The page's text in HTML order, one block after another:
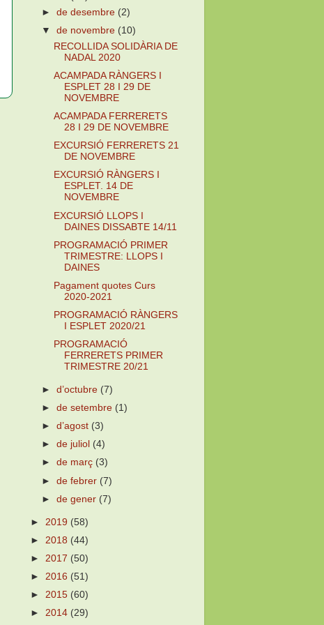
►de desembre (2)
▼de novembre (10)
RECOLLIDA SOLIDÀRIA DE
NADAL 2020
ACAMPADA RÀNGERS I
ESPLET 28 I 29 DE
NOVEMBRE
ACAMPADA FERRERETS
28 I 29 DE NOVEMBRE
EXCURSIÓ FERRERETS 21
DE NOVEMBRE
EXCURSIÓ RÀNGERS I
ESPLET. 14 DE
NOVEMBRE
EXCURSIÓ LLOPS I
DAINES DISSABTE 14/11
PROGRAMACIÓ PRIMER
TRIMESTRE: LLOPS I
DAINES
Pagament quotes Curs
2020-2021
PROGRAMACIÓ RÀNGERS
I ESPLET 2020/21
PROGRAMACIÓ
FERRERETS PRIMER
TRIMESTRE 20/21
►d’octubre (7)
►de setembre (1)
►d’agost (3)
►de juliol (4)
►de març (3)
►de febrer (7)
►de gener (7)
► 2019 (58)
► 2018 (44)
► 2017 (50)
► 2016 (51)
► 2015 (60)
► 2014 (29)